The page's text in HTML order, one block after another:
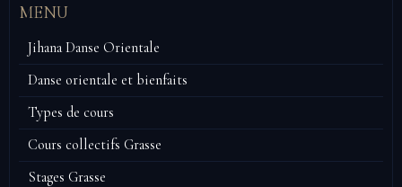
MENU
Jihana Danse Orientale
Danse orientale et bienfaits
Types de cours
Cours collectifs Grasse
Stages Grasse